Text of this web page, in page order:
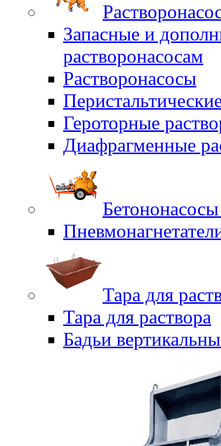
Запасные и
растворонасосам
Растворонасосы
Героторные
Диафрагменные
Тара для
Тара для раствора
Бадьи